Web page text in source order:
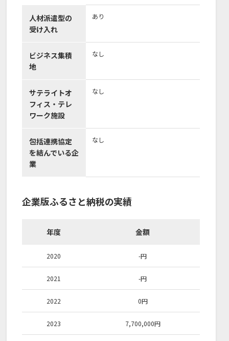
人材派遣型の
受け入れ
あり
ビジネス集積
地
なし
サテライトオ
フィス・テレ
ワーク施設
なし
包括連携協定
を結んでいる企
業
なし
企業版ふるさと納税の実績
年度 金額
2020 -円
2021 -円
2022 0円
2023 7,700,000円